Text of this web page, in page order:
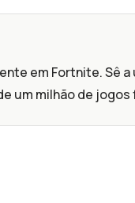
em Fortnite. Sê
um milhão de